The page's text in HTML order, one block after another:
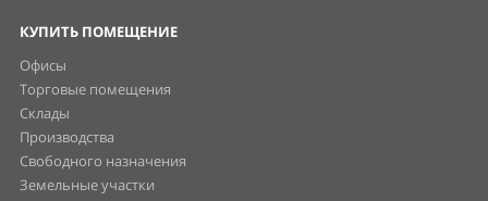
КУПИТЬ ПОМЕЩЕНИЕ
Офисы
Торговые помещения
Склады
Производства
Свободного назначения
Земельные участки